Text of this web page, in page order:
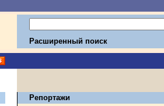
Расширенный поиск
Репортажи